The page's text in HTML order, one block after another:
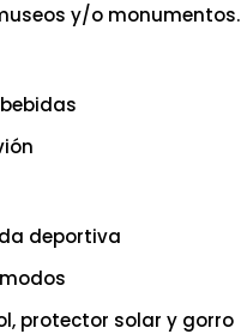
y/o monumentos.
deportiva
protector solar y gorro